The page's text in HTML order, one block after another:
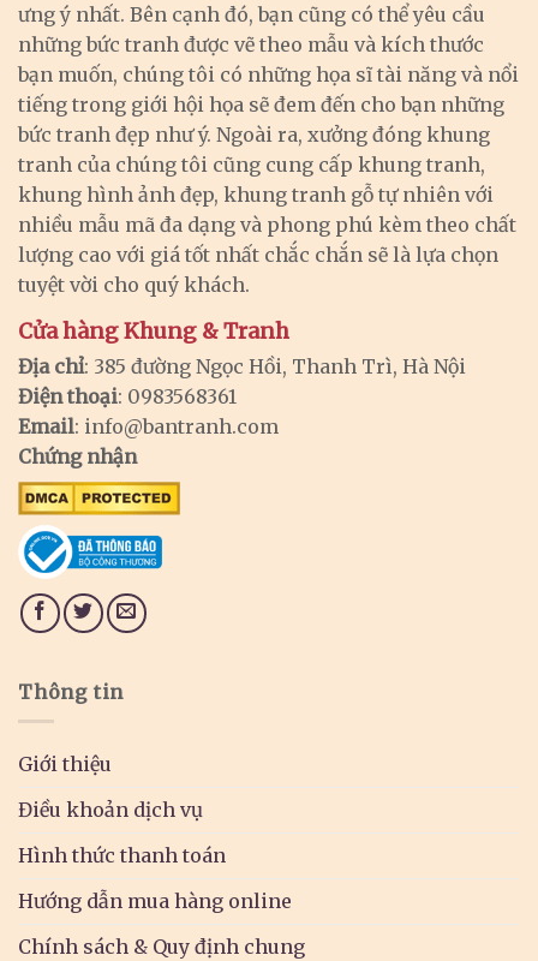
ưng ý nhất. Bên cạnh đó, bạn cũng có thể yêu cầu
những bức tranh được vẽ theo mẫu và kích thước
bạn muốn, chúng tôi có những họa sĩ tài năng và nổi
tiếng trong giới hội họa sẽ đem đến cho bạn những
bức tranh đẹp như ý. Ngoài ra, xưởng đóng khung
tranh của chúng tôi cũng cung cấp khung tranh,
khung hình ảnh đẹp, khung tranh gỗ tự nhiên với
nhiều mẫu mã đa dạng và phong phú kèm theo chất
lượng cao với giá tốt nhất chắc chắn sẽ là lựa chọn
tuyệt vời cho quý khách.
Cửa hàng Khung & Tranh
Địa chỉ: 385 đường Ngọc Hồi, Thanh Trì, Hà Nội
Điện thoại: 0983568361
Email: info@bantranh.com
Chứng nhận
Thông tin
Giới thiệu
Điều khoản dịch vụ
Hình thức thanh toán
Hướng dẫn mua hàng online
Chính sách & Quy định chung